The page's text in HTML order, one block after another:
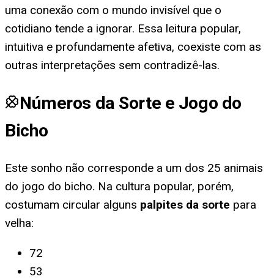
uma conexão com o mundo invisível que o
cotidiano tende a ignorar. Essa leitura popular,
intuitiva e profundamente afetiva, coexiste com as
outras interpretações sem contradizê-las.
Números da Sorte e Jogo do
Bicho
Este sonho não corresponde a um dos 25 animais
do jogo do bicho. Na cultura popular, porém,
costumam circular alguns palpites da sorte para
velha:
72
53